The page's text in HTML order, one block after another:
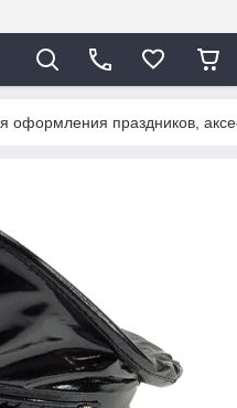
оформления праздников,